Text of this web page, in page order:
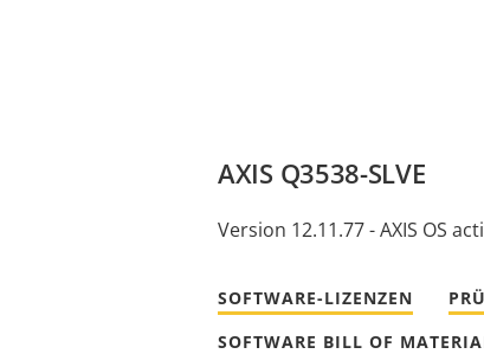
AXIS Q3538-SLVE
Version 12.11.77 - AXIS OS
SOFTWARE-LIZENZEN
SOFTWARE BILL OF